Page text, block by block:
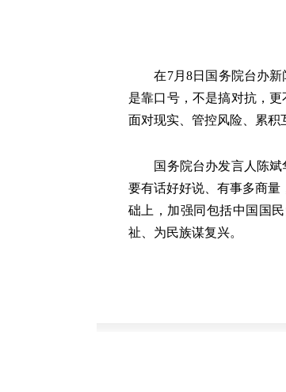
在7月8日国务院台办新
是靠口号，不是搞对抗，
面对现实、管控风险、累积
国务院台办发言人陈斌华
要有话好好说、有事多商量
础上，加强同包括中国国
祉、为民族谋复兴。